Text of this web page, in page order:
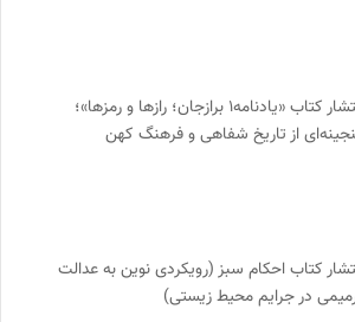
انتشار کتاب «یادنامه۱ برازجان؛ رازها و رمزها»؛
از تاریخ شفاهی و فرهنگ کهن
کتاب احکام سبز (رویکردی نوین به عدالت
در جرایم محیط‌ زیستی)